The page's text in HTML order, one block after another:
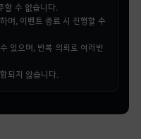
할 수 없습니다.
며, 이벤트 종료 시 진행할 수
있으며, 반복 의뢰로 여러번
되지 않습니다.